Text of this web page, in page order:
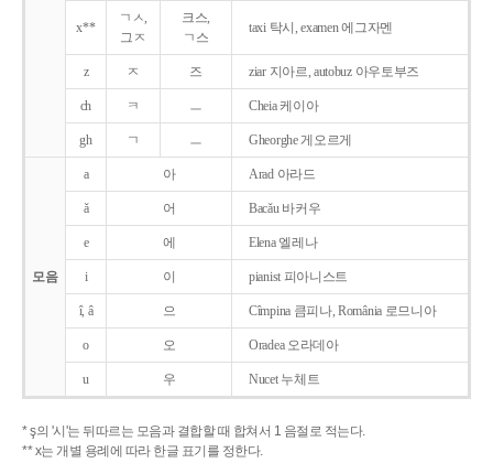
x**
ㄱㅅ,
그ㅈ
크스,
ㄱ스
taxi 탁시, examen 에그자멘
z ㅈ 즈 ziar 지아르, autobuz 아우토부즈
ch ㅋ ㅡ Cheia 케이아
gh ㄱ ㅡ Gheorghe 게오르게
모음
a 아 Arad 아라드
ǎ 어 Bacǎu 바커우
e 에 Elena 엘레나
i 이 pianist 피아니스트
î, â 으 Cîmpina 큼피나, România 로므니아
o 오 Oradea 오라데아
u 우 Nucet 누체트
* ş의 '시'는 뒤따르는 모음과 결합할 때 합쳐서 1 음절로 적는다.
** x는 개별 용례에 따라 한글 표기를 정한다.